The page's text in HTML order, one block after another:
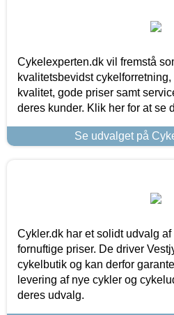
Cykelexperten.dk vil fremstå
kvalitetsbevidst
kvalitet, gode priser samt
deres kunder. Klik her for at se
Se udvalget på
Cykler.dk har et solidt udvalg af
fornuftige priser. De driver
cykelbutik og kan derfor
levering af nye cykler og
deres udvalg.